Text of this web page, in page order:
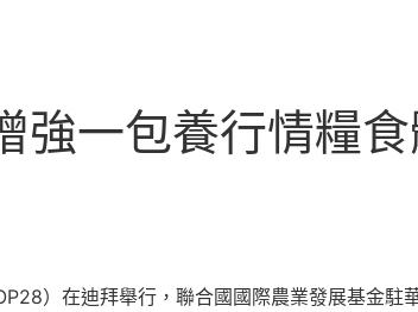
強一包養行情糧
）在迪拜舉行，聯合國國際農業發展基金駐